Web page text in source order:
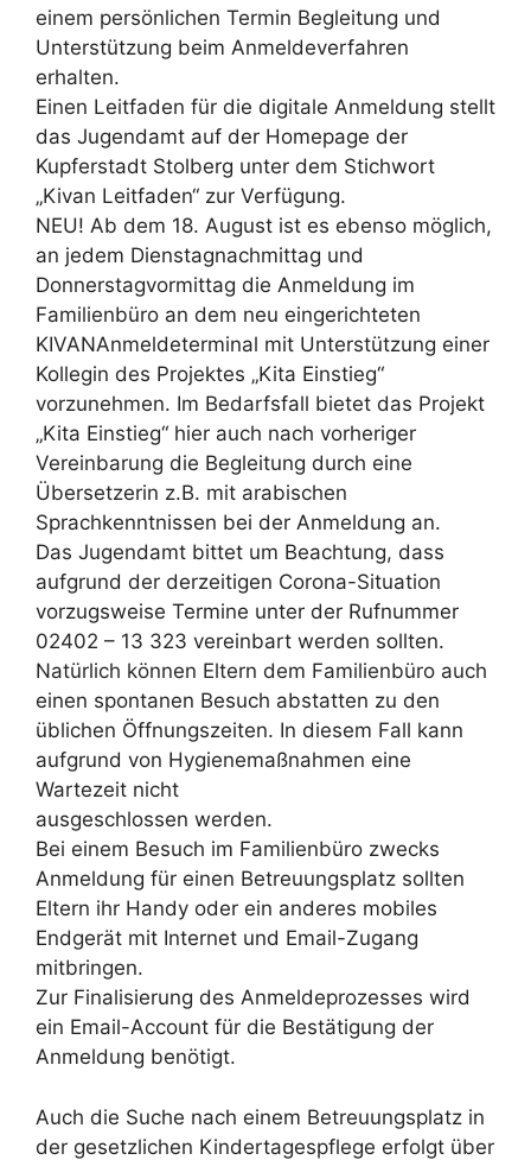
einem persönlichen Termin Begleitung und
Unterstützung beim Anmeldeverfahren
erhalten.
Einen Leitfaden für die digitale Anmeldung stellt
das Jugendamt auf der Homepage der
Kupferstadt Stolberg unter dem Stichwort
„Kivan Leitfaden“ zur Verfügung.
NEU! Ab dem 18. August ist es ebenso möglich,
an jedem Dienstagnachmittag und
Donnerstagvormittag die Anmeldung im
Familienbüro an dem neu eingerichteten
KIVANAnmeldeterminal mit Unterstützung einer
Kollegin des Projektes „Kita Einstieg“
vorzunehmen. Im Bedarfsfall bietet das Projekt
„Kita Einstieg“ hier auch nach vorheriger
Vereinbarung die Begleitung durch eine
Übersetzerin z.B. mit arabischen
Sprachkenntnissen bei der Anmeldung an.
Das Jugendamt bittet um Beachtung, dass
aufgrund der derzeitigen Corona-Situation
vorzugsweise Termine unter der Rufnummer
02402 – 13 323 vereinbart werden sollten.
Natürlich können Eltern dem Familienbüro auch
einen spontanen Besuch abstatten zu den
üblichen Öffnungszeiten. In diesem Fall kann
aufgrund von Hygienemaßnahmen eine
Wartezeit nicht
ausgeschlossen werden.
Bei einem Besuch im Familienbüro zwecks
Anmeldung für einen Betreuungsplatz sollten
Eltern ihr Handy oder ein anderes mobiles
Endgerät mit Internet und Email-Zugang
mitbringen.
Zur Finalisierung des Anmeldeprozesses wird
ein Email-Account für die Bestätigung der
Anmeldung benötigt.
Auch die Suche nach einem Betreuungsplatz in
der gesetzlichen Kindertagespflege erfolgt über